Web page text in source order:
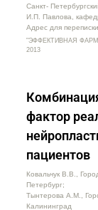
Санкт-
И.П. Павлова,
Адрес для
"ЭФФЕКТИВНАЯ
2013
фактор
пациентов
Ковальчук В.В.,
Петербург;
Тынтерова А.М.,
Калининград